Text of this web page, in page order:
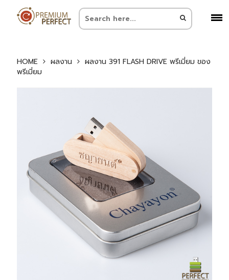
HOME ผลงาน
ผลงาน 391 FLASH DRIVE พรีเมี่ยม ของ
พรีเมี่ยม